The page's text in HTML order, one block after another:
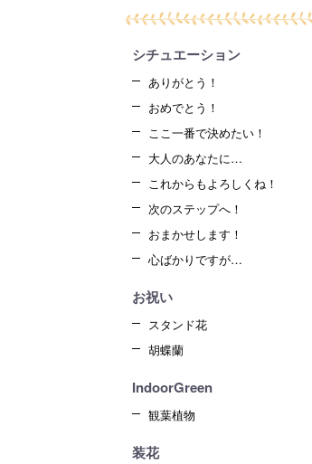
シチュエーション
ありがとう！
おめでとう！
ここ一番で決めたい！
大人のあなたに…
これからもよろしくね！
次のステップへ！
おまかせします！
心ばかりですが…
お祝い
スタンド花
胡蝶蘭
IndoorGreen
観葉植物
装花